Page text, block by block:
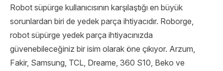
Robot süpürge kullanıcısının karşılaştığı en büyük
sorunlardan biri de yedek parça ihtiyacıdır. Roborge,
robot süpürge yedek parça ihtiyacınızda
güvenebileceğiniz bir isim olarak öne çıkıyor. Arzum,
Fakir, Samsung, TCL, Dreame, 360 S10, Beko ve